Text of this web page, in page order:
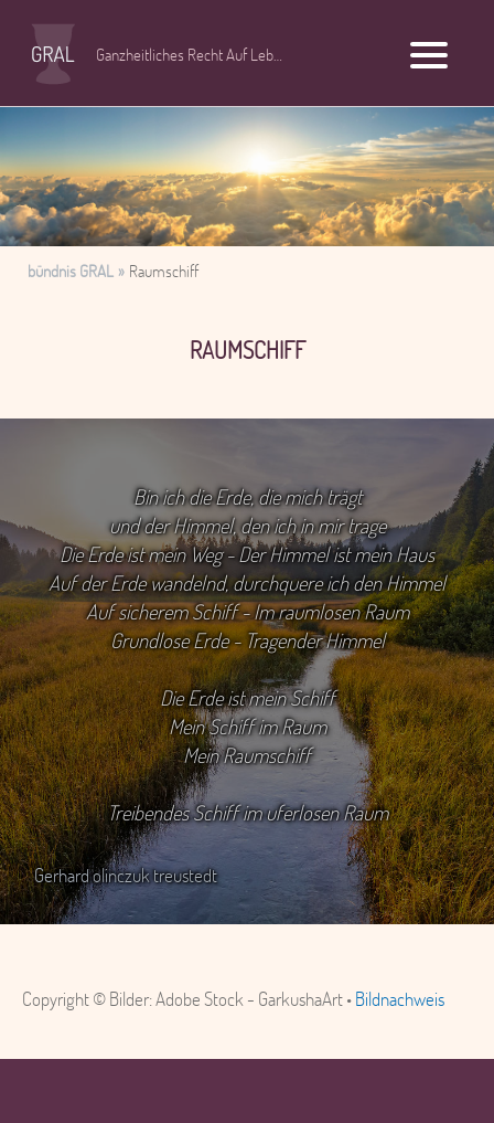
Ganzheitliches Recht Auf Leben
bündnis GRAL Raumschiff
RAUMSCHIFF
Bin ich die Erde, die mich trägt
und der Himmel, den ich in mir trage
Die Erde ist mein Weg - Der Himmel ist mein Haus
Auf der Erde wandelnd, durchquere ich den Himmel
Auf sicherem Schiff - Im raumlosen Raum
Grundlose Erde - Tragender Himmel
Die Erde ist mein Schiff
Mein Schiff im Raum
Mein Raumschiff
Treibendes Schiff im uferlosen Raum
Gerhard olinczuk treustedt
Copyright © Bilder: Adobe Stock - GarkushaArt •Bildnachweis